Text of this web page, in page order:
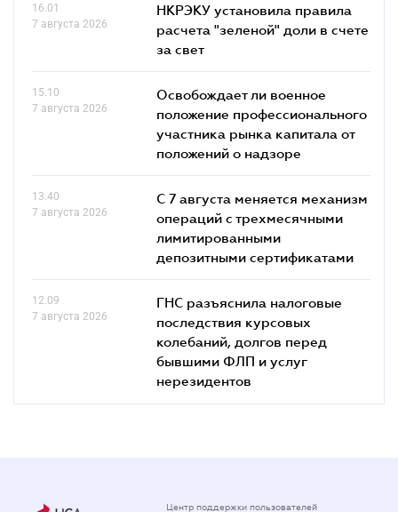
16.01
7 августа 2026
НКРЭКУ установила правила
расчета "зеленой" доли в счете
за свет
15.10
7 августа 2026
Освобождает ли военное
положение профессионального
участника рынка капитала от
положений о надзоре
13.40
7 августа 2026
С 7 августа меняется механизм
операций с трехмесячными
лимитированными
депозитными сертификатами
12.09
7 августа 2026
ГНС разъяснила налоговые
последствия курсовых
колебаний, долгов перед
бывшими ФЛП и услуг
нерезидентов
Центр поддержки пользователей